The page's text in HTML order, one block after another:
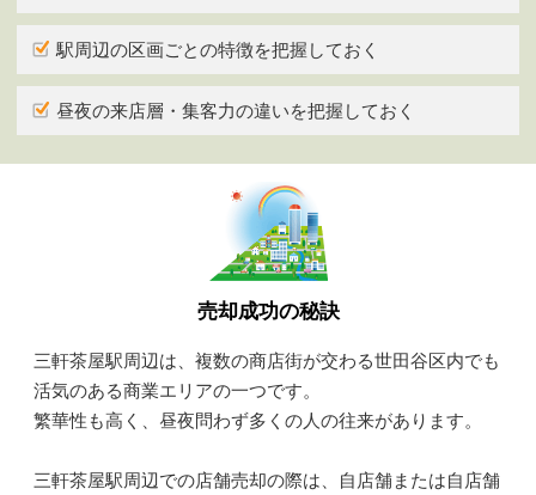
駅周辺の区画ごとの特徴を把握しておく
昼夜の来店層・集客力の違いを把握しておく
売却成功の秘訣
三軒茶屋駅周辺は、複数の商店街が交わる世田谷区内でも
活気のある商業エリアの一つです。
繁華性も高く、昼夜問わず多くの人の往来があります。
三軒茶屋駅周辺での店舗売却の際は、自店舗または自店舗